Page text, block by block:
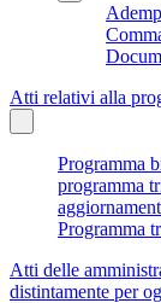
Atti relativi alla
Programma
programma
Programma
Atti delle
distintamente per